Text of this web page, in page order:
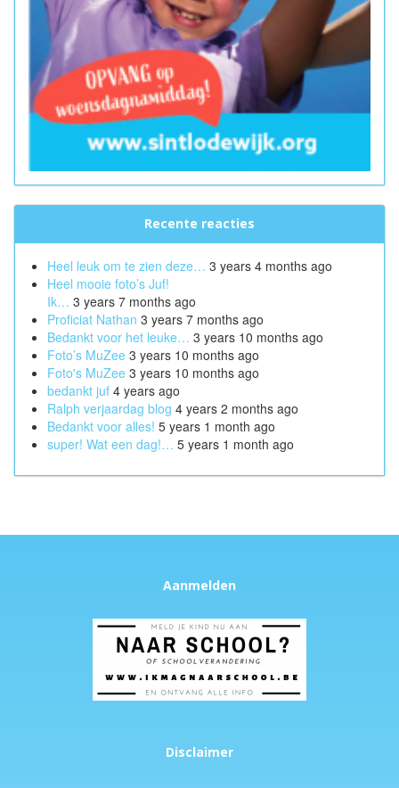
Recente reacties
Heel leuk om te zien deze… 3 years 4 months ago
Heel mooie foto’s Juf!
Ik… 3 years 7 months ago
Proficiat Nathan 3 years 7 months ago
Bedankt voor het leuke… 3 years 10 months ago
Foto’s MuZee 3 years 10 months ago
Foto's MuZee 3 years 10 months ago
bedankt juf 4 years ago
Ralph verjaardag blog 4 years 2 months ago
Bedankt voor alles! 5 years 1 month ago
super! Wat een dag!… 5 years 1 month ago
Aanmelden
Disclaimer